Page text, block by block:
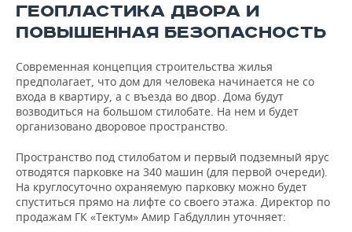
ГЕОПЛАСТИКА ДВОРА И
ПОВЫШЕННАЯ БЕЗОПАСНОСТЬ
Современная концепция строительства жилья
предполагает, что дом для человека начинается не со
входа в квартиру, а с въезда во двор. Дома будут
возводиться на большом стилобате. На нем и будет
организовано дворовое пространство.
Пространство под стилобатом и первый подземный ярус
отводятся парковке на 340 машин (для первой очереди).
На круглосуточно охраняемую парковку можно будет
спуститься прямо на лифте со своего этажа. Директор по
продажам ГК «Тектум» Амир Габдуллин уточняет: